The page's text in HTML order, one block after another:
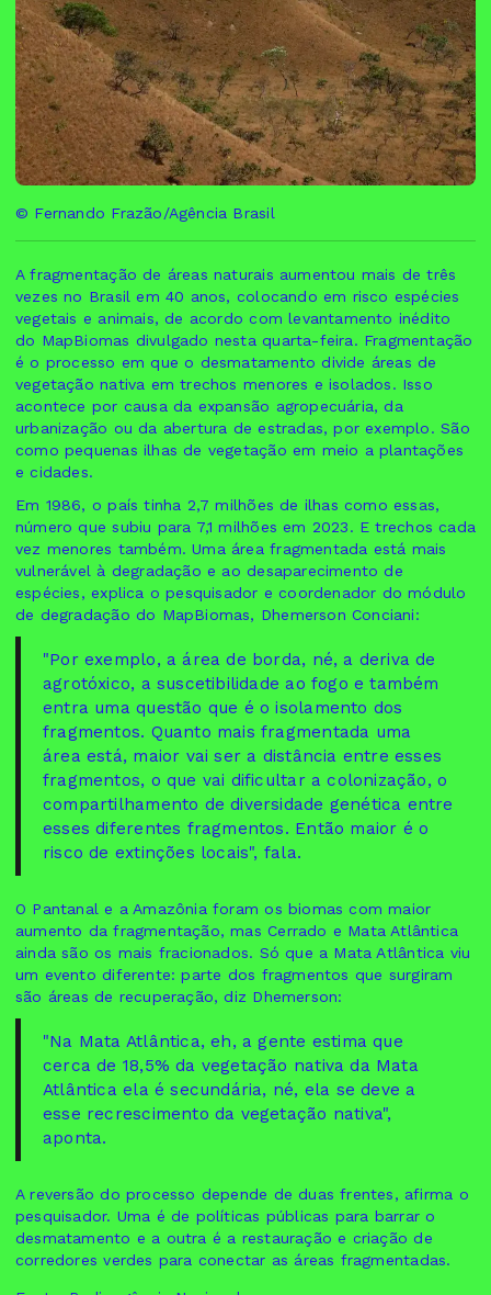
© Fernando Frazão/Agência Brasil
A fragmentação de áreas naturais aumentou mais de três
vezes no Brasil em 40 anos, colocando em risco espécies
vegetais e animais, de acordo com levantamento inédito
do MapBiomas divulgado nesta quarta-feira. Fragmentação
é o processo em que o desmatamento divide áreas de
vegetação nativa em trechos menores e isolados. Isso
acontece por causa da expansão agropecuária, da
urbanização ou da abertura de estradas, por exemplo. São
como pequenas ilhas de vegetação em meio a plantações
e cidades.
Em 1986, o país tinha 2,7 milhões de ilhas como essas,
número que subiu para 7,1 milhões em 2023. E trechos cada
vez menores também. Uma área fragmentada está mais
vulnerável à degradação e ao desaparecimento de
espécies, explica o pesquisador e coordenador do módulo
de degradação do MapBiomas, Dhemerson Conciani:
"Por exemplo, a área de borda, né, a deriva de
agrotóxico, a suscetibilidade ao fogo e também
entra uma questão que é o isolamento dos
fragmentos. Quanto mais fragmentada uma
área está, maior vai ser a distância entre esses
fragmentos, o que vai dificultar a colonização, o
compartilhamento de diversidade genética entre
esses diferentes fragmentos. Então maior é o
risco de extinções locais", fala.
O Pantanal e a Amazônia foram os biomas com maior
aumento da fragmentação, mas Cerrado e Mata Atlântica
ainda são os mais fracionados. Só que a Mata Atlântica viu
um evento diferente: parte dos fragmentos que surgiram
são áreas de recuperação, diz Dhemerson:
"Na Mata Atlântica, eh, a gente estima que
cerca de 18,5% da vegetação nativa da Mata
Atlântica ela é secundária, né, ela se deve a
esse recrescimento da vegetação nativa",
aponta.
A reversão do processo depende de duas frentes, afirma o
pesquisador. Uma é de políticas públicas para barrar o
desmatamento e a outra é a restauração e criação de
corredores verdes para conectar as áreas fragmentadas.